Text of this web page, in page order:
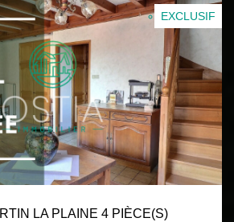
EXCLUSIF
LA PLAINE 4 PIÈCE(S)